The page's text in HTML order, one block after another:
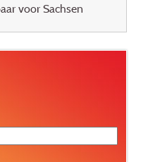
voor Sachsen